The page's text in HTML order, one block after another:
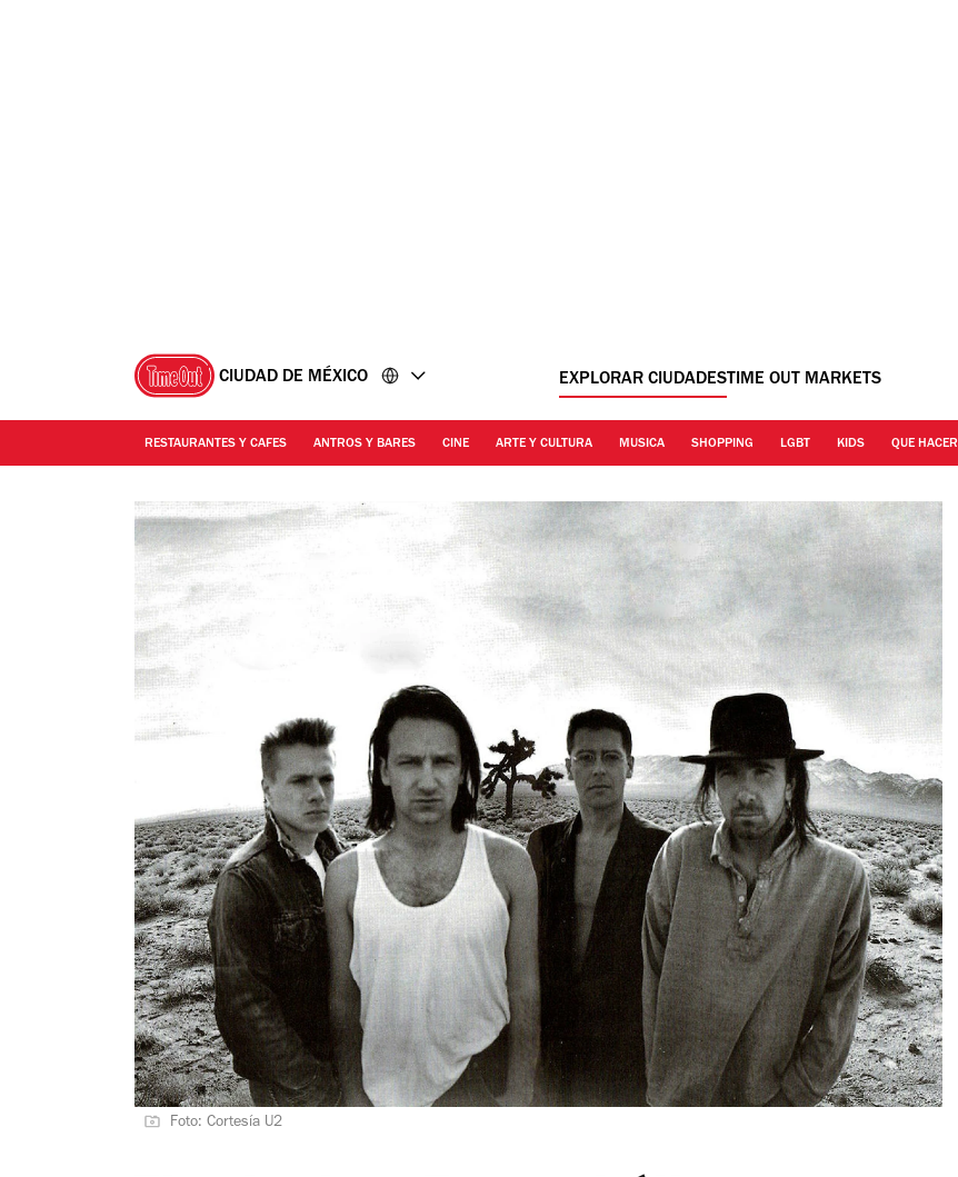
CIUDAD DE MÉXICO EXPLORAR CIUDADESTIME OUT MARKETS
RESTAURANTES Y CAFES ANTROS Y BARES CINE ARTE Y CULTURA MUSICA SHOPPING LGBT KIDS QUE HACER
Foto: Cortesía U2